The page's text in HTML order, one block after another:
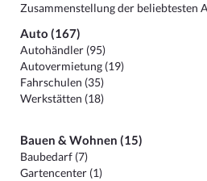
Zusammenstellung der beliebtesten
Auto (167)
Autohändler (95)
Autovermietung (19)
Fahrschulen (35)
Werkstätten (18)
Bauen & Wohnen (15)
Baubedarf (7)
Gartencenter (1)